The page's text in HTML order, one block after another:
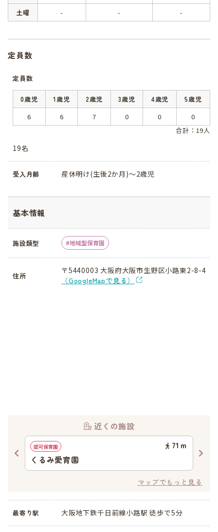
土曜
- - -
定員数
定員数
0歳児 1歳児 2歳児 3歳児 4歳児
5歳児
6
6 7 0 0
0
合計：19人
19名
受入月齢 産休明け(生後2か月)～2歳児
基本情報
施設類型 地域型保育園
住所
〒5440003 大阪府大阪市生野区小路東2-8-4
（GoogleMapで見る）
近くの施設
認可保育園 71 ｍ
くるみ愛育園
マップでもっと見る
最寄り駅 大阪地下鉄千日前線小路駅 徒歩で5分